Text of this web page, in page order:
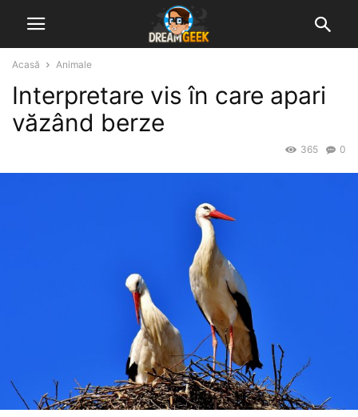
Acasă Animale
Interpretare vis în care apari
văzând berze
0
365